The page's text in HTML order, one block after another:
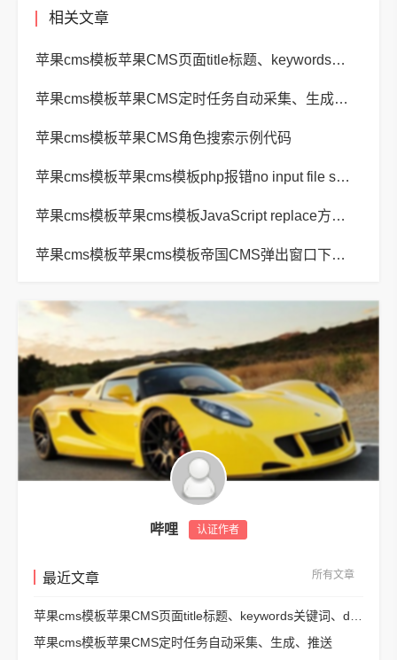
相关文章
苹果cms模板苹果CMS页面title标题、keywords关键词、description描述SEO优化
苹果cms模板苹果CMS定时任务自动采集、生成、推送
苹果cms模板苹果CMS角色搜索示例代码
苹果cms模板苹果cms模板php报错no input file specified解决方法
苹果cms模板苹果cms模板JavaScript replace方法替换字符串空格方法
苹果cms模板苹果cms模板帝国CMS弹出窗口下载方式改为点击链接直接下载教程
哔哩 认证作者
最近文章 所有文章
苹果cms模板苹果CMS页面title标题、keywords关键词、description描述SEO优化
苹果cms模板苹果CMS定时任务自动采集、生成、推送